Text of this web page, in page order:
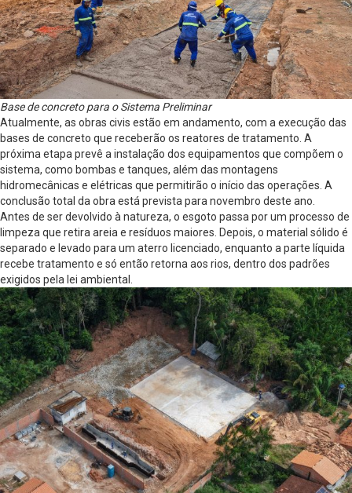
Base de concreto para o Sistema Preliminar
Atualmente, as obras civis estão em andamento, com a execução das
bases de concreto que receberão os reatores de tratamento. A
próxima etapa prevê a instalação dos equipamentos que compõem o
sistema, como bombas e tanques, além das montagens
hidromecânicas e elétricas que permitirão o início das operações. A
conclusão total da obra está prevista para novembro deste ano.
Antes de ser devolvido à natureza, o esgoto passa por um processo de
limpeza que retira areia e resíduos maiores. Depois, o material sólido é
separado e levado para um aterro licenciado, enquanto a parte líquida
recebe tratamento e só então retorna aos rios, dentro dos padrões
exigidos pela lei ambiental.